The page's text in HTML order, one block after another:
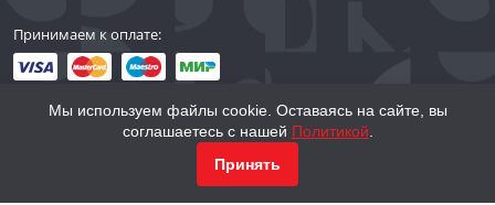
Принимаем к оплате:
© 2002–2026 «Торговый Дом Книги «МОСКВА»
Мы используем файлы cookie. Оставаясь на сайте, вы
соглашаетесь с нашей Политикой
Принять